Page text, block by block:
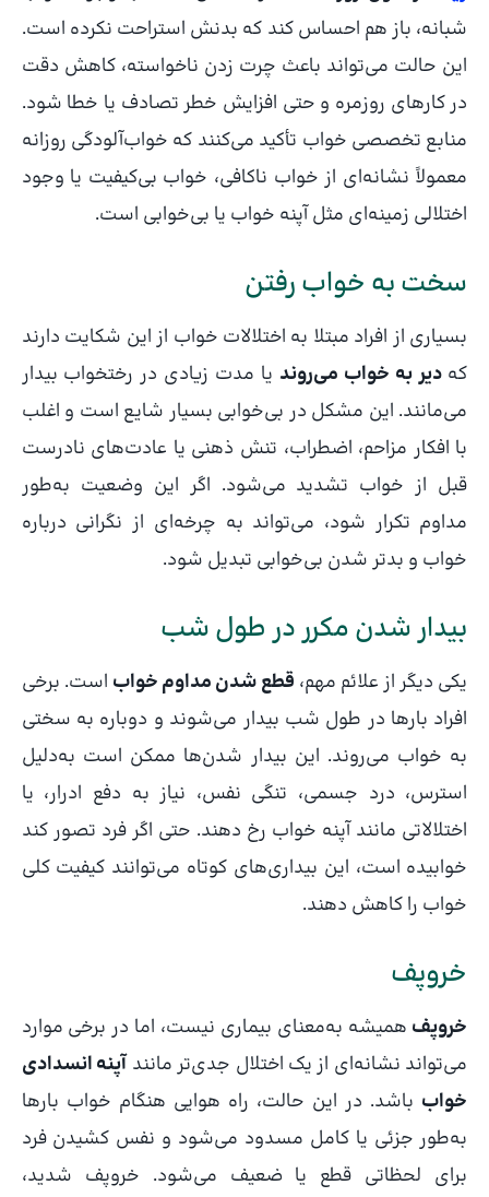
شبانه، باز هم احساس کند که بدنش استراحت نکرده است.
این حالت می‌تواند باعث چرت زدن ناخواسته، کاهش دقت
در کارهای روزمره و حتی افزایش خطر تصادف یا خطا شود.
منابع تخصصی خواب تأکید می‌کنند که خواب‌آلودگی روزانه
معمولاً نشانه‌ای از خواب ناکافی، خواب بی‌کیفیت یا وجود
اختلالی زمینه‌ای مثل آپنه خواب یا بی‌خوابی است.
سخت به خواب رفتن
بسیاری از افراد مبتلا به اختلالات خواب از این شکایت دارند
کهدیر به خواب می‌روند یا مدت زیادی در رختخواب بیدار
می‌مانند. این مشکل در بی‌خوابی بسیار شایع است و اغلب
با افکار مزاحم، اضطراب، تنش ذهنی یا عادت‌های نادرست
قبل از خواب تشدید می‌شود. اگر این وضعیت به‌طور
مداوم تکرار شود، می‌تواند به چرخه‌ای از نگرانی درباره
خواب و بدتر شدن بی‌خوابی تبدیل شود.
بیدار شدن مکرر در طول شب
یکی دیگر از علائم مهم، قطع شدن مداوم خواب است. برخی
افراد بارها در طول شب بیدار می‌شوند و دوباره به سختی
به خواب می‌روند. این بیدار شدن‌ها ممکن است به‌دلیل
استرس، درد جسمی، تنگی نفس، نیاز به دفع ادرار، یا
اختلالاتی مانند آپنه خواب رخ دهند. حتی اگر فرد تصور کند
خوابیده است، این بیداری‌های کوتاه می‌توانند کیفیت کلی
خواب را کاهش دهند.
خروپف
خروپف همیشه به‌معنای بیماری نیست، اما در برخی موارد
می‌تواند نشانه‌ای از یک اختلال جدی‌تر مانندآپنه انسدادی
خواب باشد. در این حالت، راه هوایی هنگام خواب بارها
به‌طور جزئی یا کامل مسدود می‌شود و نفس کشیدن فرد
برای لحظاتی قطع یا ضعیف می‌شود. خروپف شدید،